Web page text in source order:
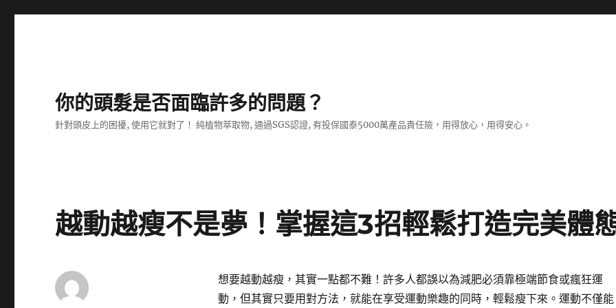
你的頭髮是否面臨許多的問題？
針對頭皮上的困擾, 使用它就對了！ 純植物萃取物, 通過SGS認證, 有投保國泰5000萬產品責任險，用得放心，用得安心。
越動越瘦不是夢！掌握這3招輕鬆打造完美體
想要越動越瘦，其實一點都不難！許多人都誤以為減肥必須靠極端節食或瘋狂運
動，但其實只要用對方法，就能在享受運動樂趣的同時，輕鬆瘦下來。運動不僅能